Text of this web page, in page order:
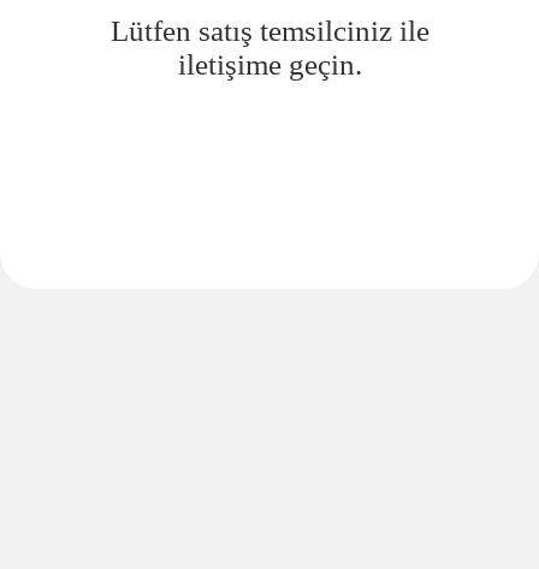
Lütfen satış temsilciniz ile
iletişime geçin.